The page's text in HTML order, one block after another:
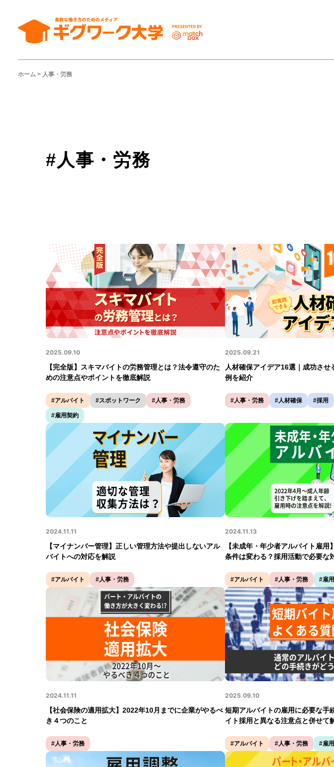
ホーム > 人事・労務
#人事・労務
2025.09.10
【完全版】スキマバイトの労務管理とは？法令遵守のた
めの注意点やポイントを徹底解説
#アルバイト #スポットワーク #人事・労務
#雇用契約
2025.09.21
人材確保アイデア16選｜成功させ
例を紹介
#人事・労務 #人材確保 #採用
2024.11.11
【マイナンバー管理】正しい管理⽅法や提出しないアル
バイトへの対応を解説
#アルバイト #人事・労務
2024.11.13
【未成年・年少者アルバイト雇⽤
条件は変わる？採用活動で必要な
#アルバイト #人事・労務 #雇
2024.11.11
【社会保険の適用拡大】2022年10月までに企業がやるべ
き４つのこと
#人事・労務
2025.09.10
短期アルバイトの雇⽤に必要な⼿
イト採⽤と異なる注意点と併せて
#アルバイト #人事・労務 #雇